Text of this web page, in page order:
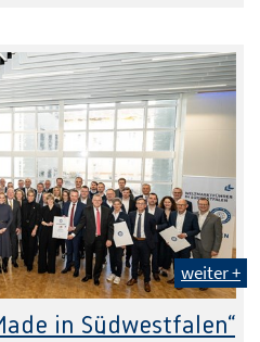
weiter +
in Südwestfalen“